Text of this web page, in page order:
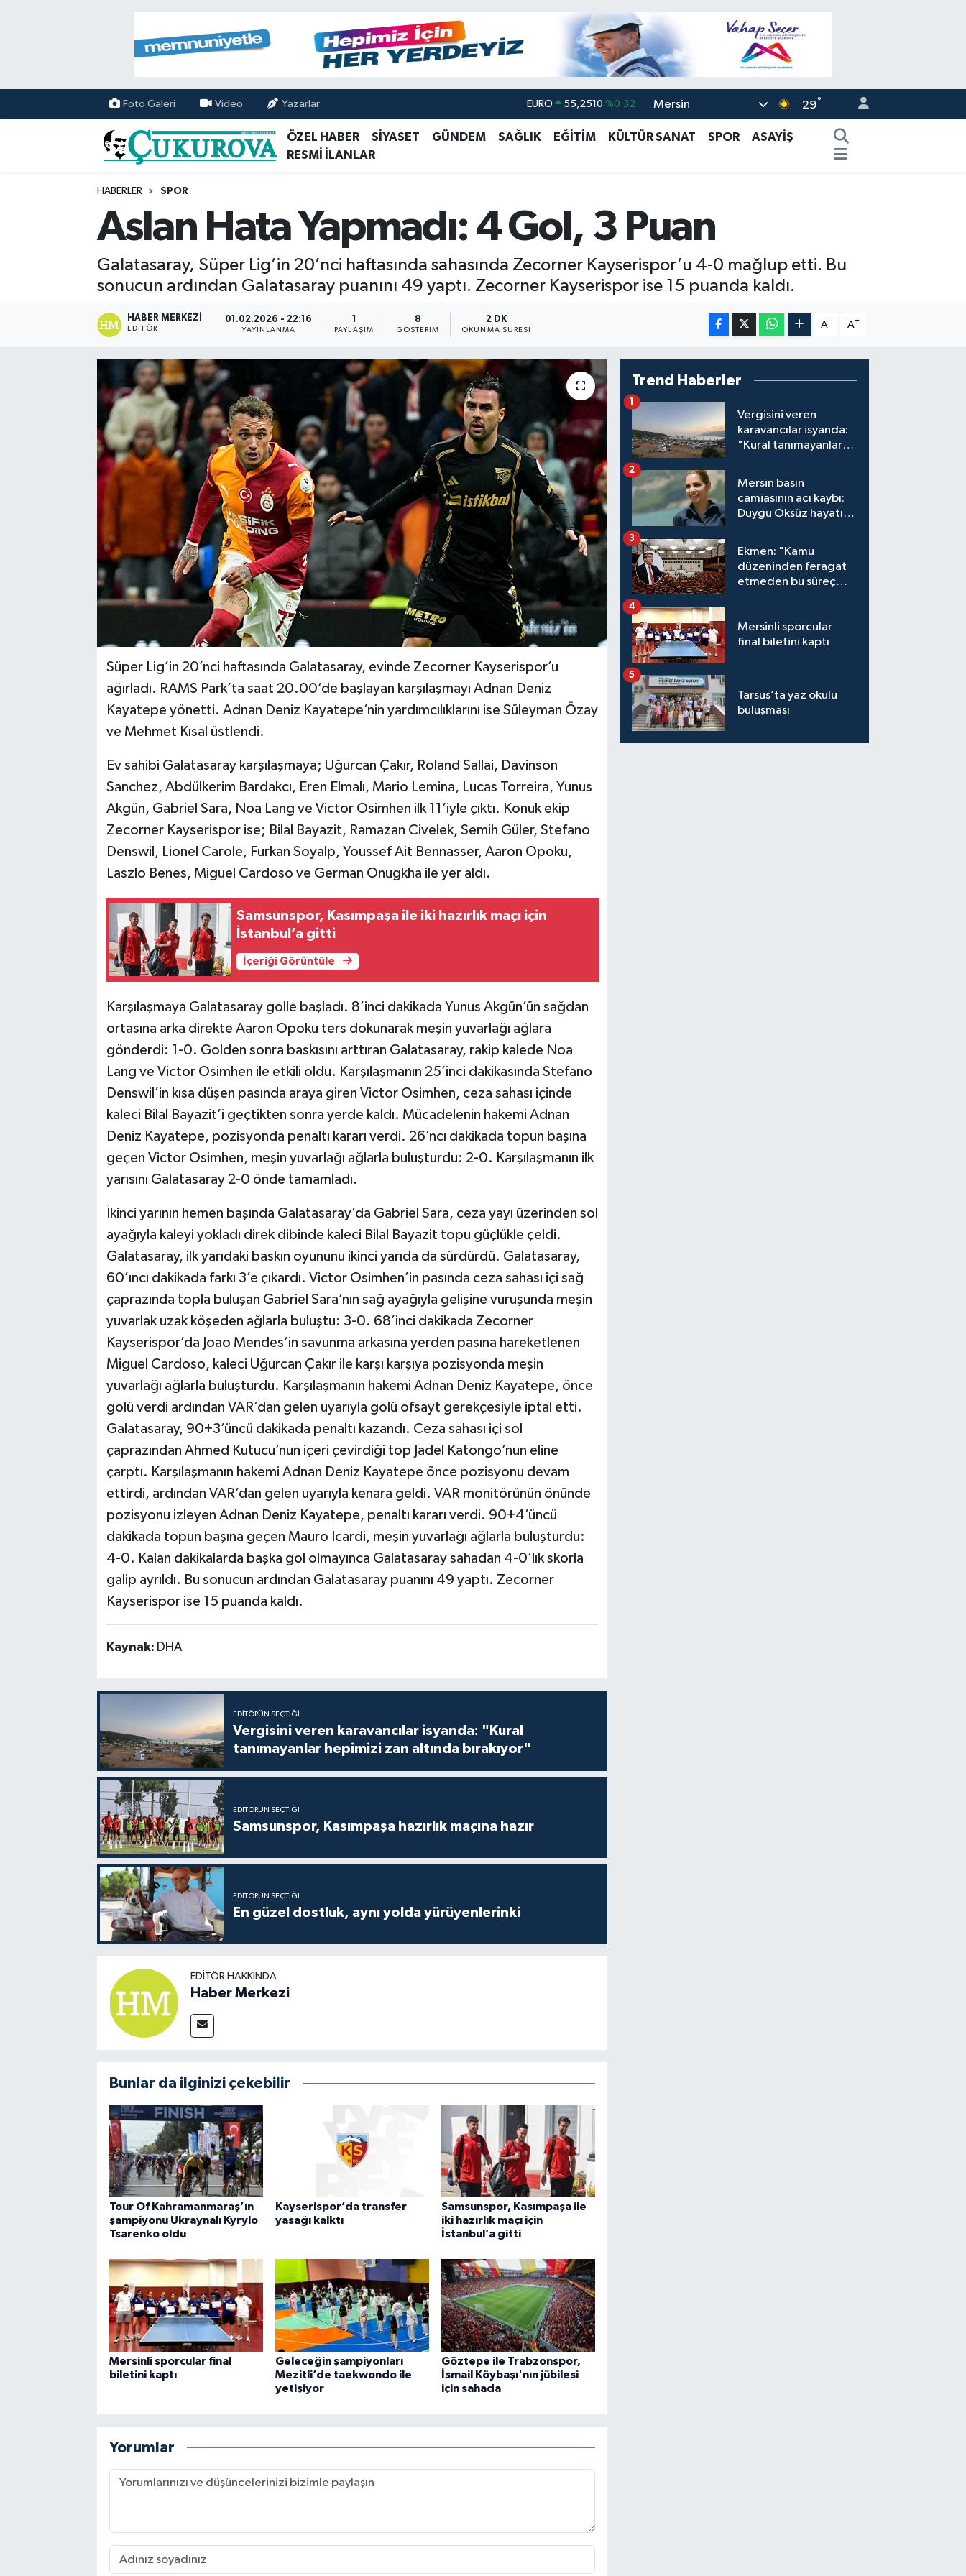
Foto Galeri Video Yazarlar EURO 55,2510 %0.32
STERLİN 64,4811 %0.38
BITCOIN 64.959,79
DOLAR 47,7436 %0.18
Mersin 29°
ÖZEL HABER SİYASET GÜNDEM SAĞLIK EĞİTİM KÜLTÜR SANAT SPOR
ASAYİŞ
RESMİ İLANLAR
HABERLER SPOR
Aslan Hata Yapmadı: 4 Gol, 3 Puan
Galatasaray, Süper Lig’in 20’nci haftasında sahasında Zecorner Kayserispor’u 4-0 mağlup etti. Bu
sonucun ardından Galatasaray puanını 49 yaptı. Zecorner Kayserispor ise 15 puanda kaldı.
HABER MERKEZI
EDITÖR
01.02.2026 - 22:16
YAYINLANMA PAYLAŞIM
8
GÖSTERIM
2 DK
OKUNMA SÜRESI
A- A+
Süper Lig’in 20’nci haftasında Galatasaray, evinde Zecorner Kayserispor’u
ağırladı. RAMS Park’ta saat 20.00’de başlayan karşılaşmayı Adnan Deniz
Kayatepe yönetti. Adnan Deniz Kayatepe’nin yardımcılıklarını ise Süleyman Özay
ve Mehmet Kısal üstlendi.
Ev sahibi Galatasaray karşılaşmaya; Uğurcan Çakır, Roland Sallai, Davinson
Sanchez, Abdülkerim Bardakcı, Eren Elmalı, Mario Lemina, Lucas Torreira, Yunus
Akgün, Gabriel Sara, Noa Lang ve Victor Osimhen ilk 11’iyle çıktı. Konuk ekip
Zecorner Kayserispor ise; Bilal Bayazit, Ramazan Civelek, Semih Güler, Stefano
Denswil, Lionel Carole, Furkan Soyalp, Youssef Ait Bennasser, Aaron Opoku,
Laszlo Benes, Miguel Cardoso ve German Onugkha ile yer aldı.
Samsunspor, Kasımpaşa ile iki hazırlık maçı için
İstanbul’a gitti
İçeriği Görüntüle
Karşılaşmaya Galatasaray golle başladı. 8’inci dakikada Yunus Akgün’ün sağdan
ortasına arka direkte Aaron Opoku ters dokunarak meşin yuvarlağı ağlara
gönderdi: 1-0. Golden sonra baskısını arttıran Galatasaray, rakip kalede Noa
Lang ve Victor Osimhen ile etkili oldu. Karşılaşmanın 25’inci dakikasında Stefano
Denswil’in kısa düşen pasında araya giren Victor Osimhen, ceza sahası içinde
kaleci Bilal Bayazit’i geçtikten sonra yerde kaldı. Mücadelenin hakemi Adnan
Deniz Kayatepe, pozisyonda penaltı kararı verdi. 26’ncı dakikada topun başına
geçen Victor Osimhen, meşin yuvarlağı ağlarla buluşturdu: 2-0. Karşılaşmanın ilk
yarısını Galatasaray 2-0 önde tamamladı.
İkinci yarının hemen başında Galatasaray’da Gabriel Sara, ceza yayı üzerinden sol
ayağıyla kaleyi yokladı direk dibinde kaleci Bilal Bayazit topu güçlükle çeldi.
Galatasaray, ilk yarıdaki baskın oyununu ikinci yarıda da sürdürdü. Galatasaray,
60’ıncı dakikada farkı 3’e çıkardı. Victor Osimhen’in pasında ceza sahası içi sağ
çaprazında topla buluşan Gabriel Sara’nın sağ ayağıyla gelişine vuruşunda meşin
yuvarlak uzak köşeden ağlarla buluştu: 3-0. 68’inci dakikada Zecorner
Kayserispor’da Joao Mendes’in savunma arkasına yerden pasına hareketlenen
Miguel Cardoso, kaleci Uğurcan Çakır ile karşı karşıya pozisyonda meşin
yuvarlağı ağlarla buluşturdu. Karşılaşmanın hakemi Adnan Deniz Kayatepe, önce
golü verdi ardından VAR’dan gelen uyarıyla golü ofsayt gerekçesiyle iptal etti.
Galatasaray, 90+3’üncü dakikada penaltı kazandı. Ceza sahası içi sol
çaprazından Ahmed Kutucu’nun içeri çevirdiği top Jadel Katongo’nun eline
çarptı. Karşılaşmanın hakemi Adnan Deniz Kayatepe önce pozisyonu devam
ettirdi, ardından VAR’dan gelen uyarıyla kenara geldi. VAR monitörünün önünde
pozisyonu izleyen Adnan Deniz Kayatepe, penaltı kararı verdi. 90+4’üncü
dakikada topun başına geçen Mauro Icardi, meşin yuvarlağı ağlarla buluşturdu:
4-0. Kalan dakikalarda başka gol olmayınca Galatasaray sahadan 4-0’lık skorla
galip ayrıldı. Bu sonucun ardından Galatasaray puanını 49 yaptı. Zecorner
Kayserispor ise 15 puanda kaldı.
Kaynak: DHA
EDITÖRÜN SEÇTIĞI
Vergisini veren karavancılar isyanda: "Kural
tanımayanlar hepimizi zan altında bırakıyor"
EDITÖRÜN SEÇTIĞI
Samsunspor, Kasımpaşa hazırlık maçına hazır
EDITÖRÜN SEÇTIĞI
En güzel dostluk, aynı yolda yürüyenlerinki
EDITÖR HAKKINDA
Haber Merkezi
Bunlar da ilginizi çekebilir
Tour Of Kahramanmaraş’ın
şampiyonu Ukraynalı Kyrylo
Tsarenko oldu
Kayserispor’da transfer
yasağı kalktı
Samsunspor, Kasımpaşa ile
iki hazırlık maçı için
İstanbul’a gitti
Mersinli sporcular final
biletini kaptı
Geleceğin şampiyonları
Mezitli’de taekwondo ile
yetişiyor
Göztepe ile Trabzonspor,
İsmail Köybaşı'nın jübilesi
için sahada
Yorumlar
Trend Haberler
Vergisini veren
karavancılar isyanda:
"Kural tanımayanlar
1
Mersin basın
camiasının acı kaybı:
Duygu Öksüz hayatını
2
Ekmen: "Kamu
düzeninden feragat
etmeden bu süreç
3
Mersinli sporcular
final biletini kaptı
4
Tarsus’ta yaz okulu
buluşması
5
Mersin Nöbetçi Eczaneler
Mersin Hava Durumu
Mersin Namaz Vakitleri
Mersin Trafik Yoğunluk Haritası
Tüm Manşetler
Son Dakika Haberleri
Haber Arşivi